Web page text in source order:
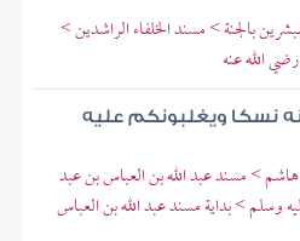
بالجنة > مسند الخلفاء الراشدين >
الله عنه
نسكا ويغلبونكم عليه
> مسند عبد الله بن العباس بن عبد
وسلم > بداية مسند عبد الله بن العباس